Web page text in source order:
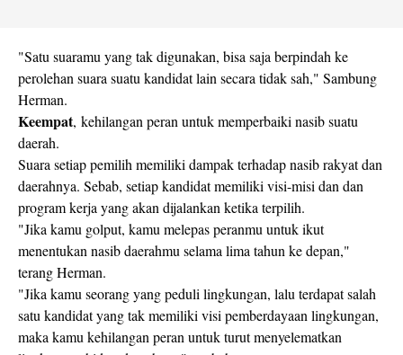
"Satu suaramu yang tak digunakan, bisa saja berpindah ke
perolehan suara suatu kandidat lain secara tidak sah," Sambung
Herman.
Keempat, kehilangan peran untuk memperbaiki nasib suatu
daerah.
Suara setiap pemilih memiliki dampak terhadap nasib rakyat dan
daerahnya. Sebab, setiap kandidat memiliki visi-misi dan dan
program kerja yang akan dijalankan ketika terpilih.
"Jika kamu golput, kamu melepas peranmu untuk ikut
menentukan nasib daerahmu selama lima tahun ke depan,"
terang Herman.
"Jika kamu seorang yang peduli lingkungan, lalu terdapat salah
satu kandidat yang tak memiliki visi pemberdayaan lingkungan,
maka kamu kehilangan peran untuk turut menyelematkan